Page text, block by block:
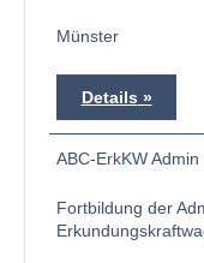
Münster
Details
ABC-ErkKW Admin
Fortbildung der